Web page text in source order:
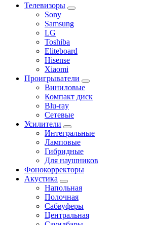
Телевизоры
Sony
Samsung
LG
Toshiba
Eliteboard
Hisense
Xiaomi
Проигрыватели
Виниловые
Компакт диск
Blu-ray
Сетевые
Усилители
Интегральные
Ламповые
Гибридные
Для наушников
Фонокорректоры
Акустика
Напольная
Полочная
Сабвуферы
Центральная